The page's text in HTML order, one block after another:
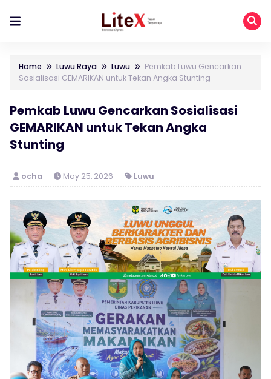
Home Luwu Raya Luwu
Pemkab Luwu Gencarkan
Sosialisasi GEMARIKAN untuk Tekan Angka Stunting
Pemkab Luwu Gencarkan Sosialisasi
GEMARIKAN untuk Tekan Angka
Stunting
ocha May 25, 2026 Luwu